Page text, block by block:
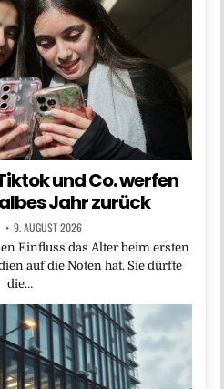
und Co. werfen
Jahr zurück
9. AUGUST 2026
Einfluss das Alter beim ersten
auf die Noten hat. Sie dürfte
die…